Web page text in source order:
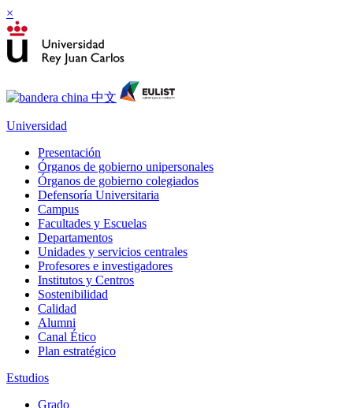
×
Universidad
Presentación
Órganos de gobierno unipersonales
Órganos de gobierno colegiados
Defensoría Universitaria
Campus
Facultades y Escuelas
Departamentos
Unidades y servicios centrales
Profesores e investigadores
Institutos y Centros
Sostenibilidad
Calidad
Alumni
Canal Ético
Plan estratégico
Estudios
Grado